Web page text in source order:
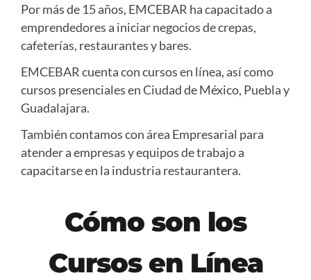
Por más de 15 años, EMCEBAR ha capacitado a
emprendedores a iniciar negocios de crepas,
cafeterías, restaurantes y bares.
EMCEBAR cuenta con cursos en línea, así como
cursos presenciales en Ciudad de México, Puebla y
Guadalajara.
También contamos con área Empresarial para
atender a empresas y equipos de trabajo a
capacitarse en la industria restaurantera.
Cómo son los
Cursos en Línea